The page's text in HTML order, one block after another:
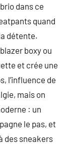
dans ce
quand
détente.
boxy ou
et crée une
l’influence de
mais on
: un
le pas, et
des sneakers